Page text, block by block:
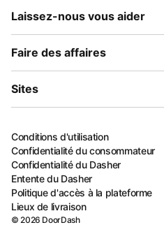
Laissez-nous vous aider
Faire des affaires
Sites
Conditions d'utilisation
Confidentialité du consommateur
Confidentialité du Dasher
Entente du Dasher
Politique d'accès à la plateforme
Lieux de livraison
©2026 DoorDash